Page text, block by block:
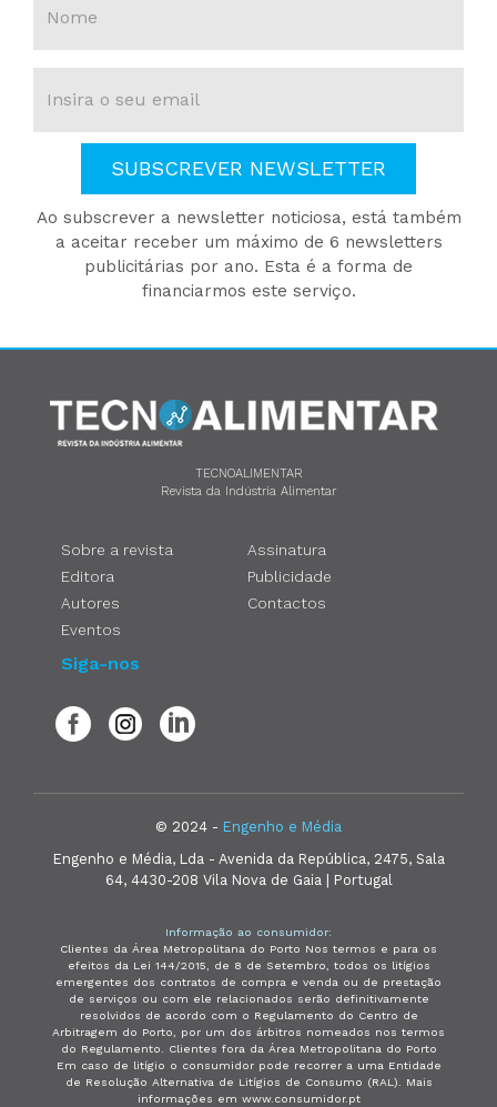
SUBSCREVER NEWSLETTER
Ao subscrever a newsletter noticiosa, está também
a aceitar receber um máximo de 6 newsletters
publicitárias por ano. Esta é a forma de
financiarmos este serviço.
TECNOALIMENTAR
Revista da Indústria Alimentar
Sobre a revista
Editora
Autores
Eventos
Assinatura
Publicidade
Contactos
Siga-nos
© 2024 - Engenho e Média
Engenho e Média, Lda - Avenida da República, 2475, Sala
64, 4430-208 Vila Nova de Gaia | Portugal
Informação ao consumidor:
Clientes da Área Metropolitana do Porto Nos termos e para os
efeitos da Lei 144/2015, de 8 de Setembro, todos os litígios
emergentes dos contratos de compra e venda ou de prestação
de serviços ou com ele relacionados serão definitivamente
resolvidos de acordo com o Regulamento do Centro de
Arbitragem do Porto, por um dos árbitros nomeados nos termos
do Regulamento. Clientes fora da Área Metropolitana do Porto
Em caso de litígio o consumidor pode recorrer a uma Entidade
de Resolução Alternativa de Litígios de Consumo (RAL). Mais
informações em www.consumidor.pt